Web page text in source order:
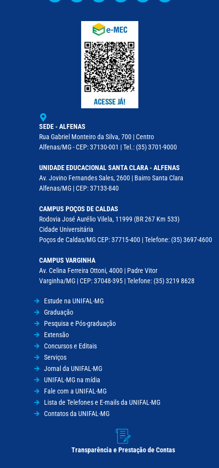
SEDE - ALFENAS
Rua Gabriel Monteiro da Silva, 700 | Centro
Alfenas/MG - CEP: 37130-001 | Tel.: (35) 3701-9000
UNIDADE EDUCACIONAL SANTA CLARA - ALFENAS
Av. Jovino Fernandes Sales, 2600 | Bairro Santa Clara
Alfenas/MG | CEP: 37133-840
CAMPUS POÇOS DE CALDAS
Rodovia José Aurélio Vilela, 11999 (BR 267 Km 533)
Cidade Universitária
Poços de Caldas/MG CEP: 37715-400 | Telefone: (35) 3697-4600
CAMPUS VARGINHA
Av. Celina Ferreira Ottoni, 4000 | Padre Vitor
Varginha/MG | CEP: 37048-395 | Telefone: (35) 3219 8628
Estude na UNIFAL-MG
Graduação
Pesquisa e Pós-graduação
Extensão
Concursos e Editais
Serviços
Jornal da UNIFAL-MG
UNIFAL-MG na mídia
Fale com a UNIFAL-MG
Lista de Telefones e E-mails da UNIFAL-MG
Contatos da UNIFAL-MG
Transparência e Prestação de Contas